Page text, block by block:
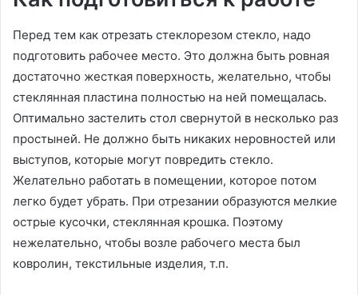
Перед тем как отрезать стеклорезом стекло, надо
подготовить рабочее место. Это должна быть ровная
достаточно жесткая поверхность, желательно, чтобы
стеклянная пластина полностью на ней помещалась.
Оптимально застелить стол свернутой в несколько раз
простыней. Не должно быть никаких неровностей или
выступов, которые могут повредить стекло.
Желательно работать в помещении, которое потом
легко будет убрать. При отрезании образуются мелкие
острые кусочки, стеклянная крошка. Поэтому
нежелательно, чтобы возле рабочего места был
ковролин, текстильные изделия, т.п.